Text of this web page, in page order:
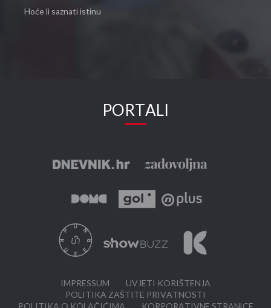
Hoće li saznati istinu
PORTALI
IMPRESSUM
UVJETI KORIŠTENJA
POLITIKA ZAŠTITE PRIVATNOSTI